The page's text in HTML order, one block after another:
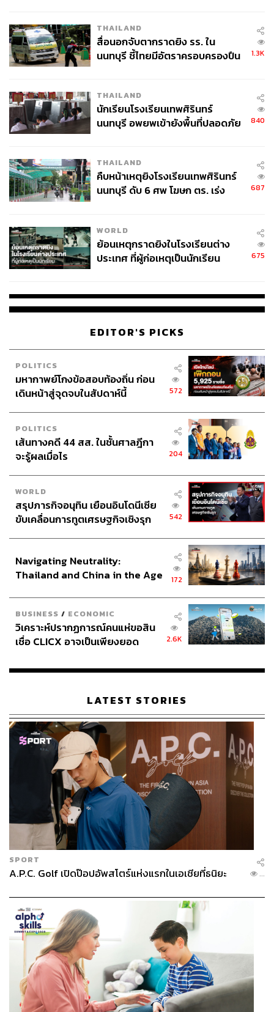
THAILAND
สื่อนอกจับตากราดยิง รร. ใน
นนทบุรี ชี้ไทยมีอัตราครอบครองปืน
1.3K
THAILAND
นักเรียนโรงเรียนเทพศิรินทร์
นนทบุรี อพยพเข้ายังพื้นที่ปลอดภัย
840
THAILAND
คืบหน้าเหตุยิงโรงเรียนเทพศิรินทร์
นนทบุรี ดับ 6 ศพ โฆษก ตร. เร่ง
687
WORLD
ย้อนเหตุกราดยิงในโรงเรียนต่าง
ประเทศ ที่ผู้ก่อเหตุเป็นนักเรียน
675
EDITOR'S PICKS
POLITICS
มหากาพย์โกงข้อสอบท้องถิ่น ก่อน
เดินหน้าสู่จุดจบในสัปดาห์นี้
572
POLITICS
เส้นทางคดี 44 สส. ในชั้นศาลฎีกา
จะรู้ผลเมื่อไร
204
WORLD
สรุปภารกิจอนุทิน เยือนอินโดนีเซีย
ขับเคลื่อนการทูตเศรษฐกิจเชิงรุก
542
Navigating Neutrality:
Thailand and China in the Age
172
BUSINESS / ECONOMIC
วิเคราะห์ปรากฏการณ์คนแห่ขอสิน
เชื่อ CLICX อาจเป็นเพียงยอด
เรือนไทยที่ถูกซุกไว้
2.6K
LATEST STORIES
SPORT
A.P.C. Golf เปิดป๊อปอัพสโตร์แห่งแรกในเอเชียที่ธนิยะ ...